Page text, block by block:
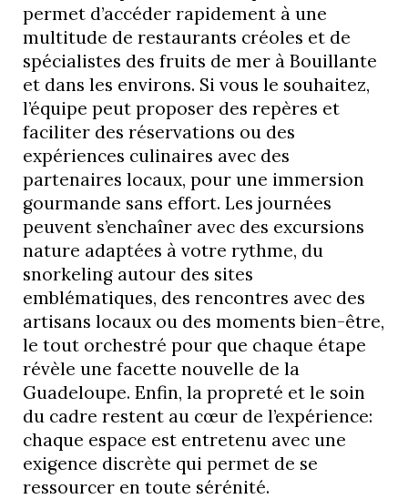
permet d’accéder rapidement à une
multitude de restaurants créoles et de
spécialistes des fruits de mer à Bouillante
et dans les environs. Si vous le souhaitez,
l’équipe peut proposer des repères et
faciliter des réservations ou des
expériences culinaires avec des
partenaires locaux, pour une immersion
gourmande sans effort. Les journées
peuvent s’enchaîner avec des excursions
nature adaptées à votre rythme, du
snorkeling autour des sites
emblématiques, des rencontres avec des
artisans locaux ou des moments bien-être,
le tout orchestré pour que chaque étape
révèle une facette nouvelle de la
Guadeloupe. Enfin, la propreté et le soin
du cadre restent au cœur de l’expérience:
chaque espace est entretenu avec une
exigence discrète qui permet de se
ressourcer en toute sérénité.